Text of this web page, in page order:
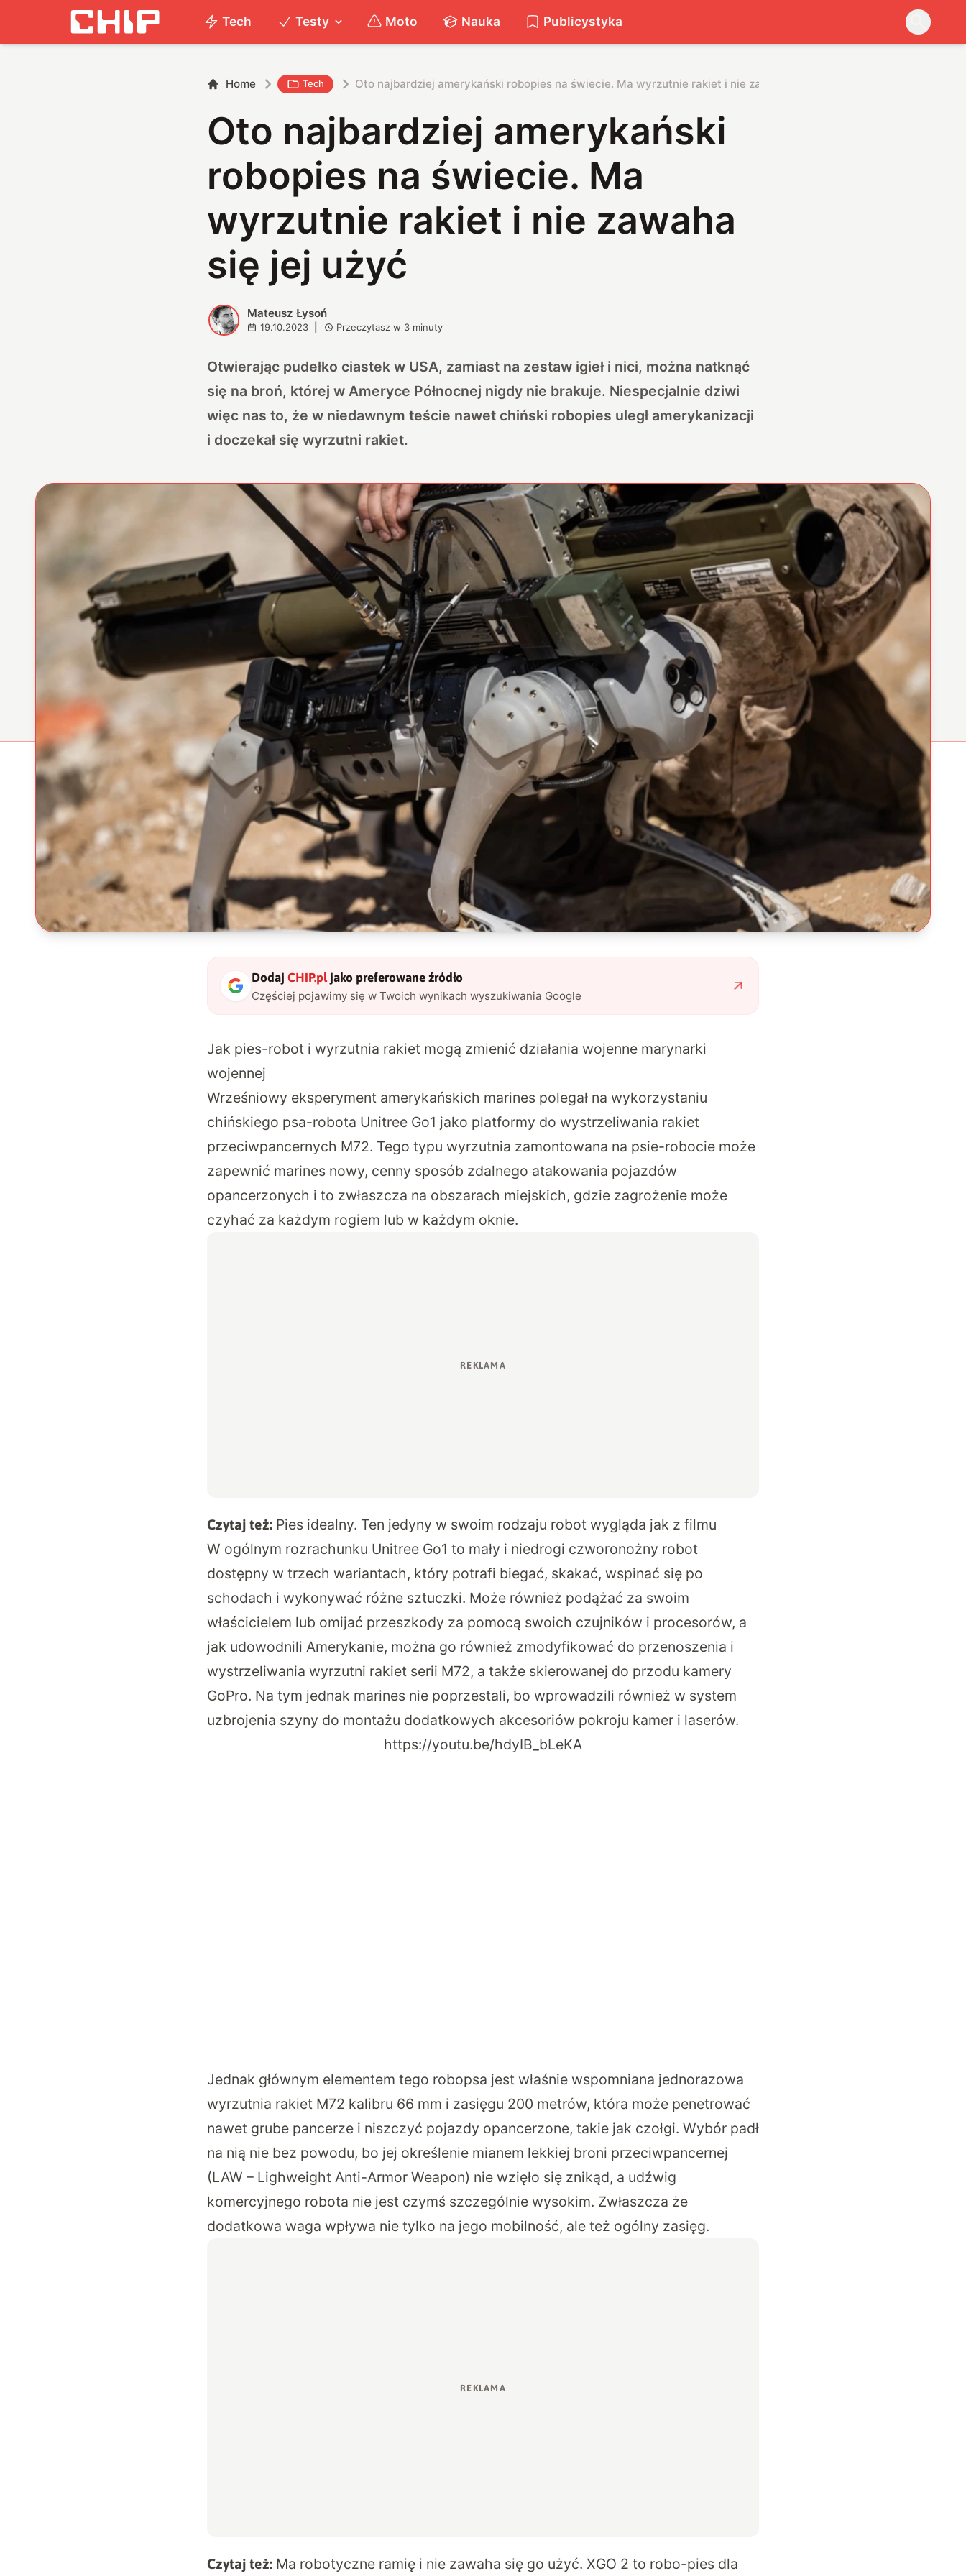
Tech Testy Moto Nauka Publicystyka
Home Tech Oto najbardziej amerykański robopies na świecie. Ma wyrzutnie rakiet i nie zawaha się jej użyć
Oto najbardziej amerykański
robopies na świecie. Ma
wyrzutnie rakiet i nie zawaha
się jej użyć
M Mateusz Łysoń
19.10.2023 Przeczytasz w 3 minuty
Otwierając pudełko ciastek w USA, zamiast na zestaw igieł i nici, można natknąć
się na broń, której w Ameryce Północnej nigdy nie brakuje. Niespecjalnie dziwi
więc nas to, że w niedawnym teście nawet chiński robopies uległ amerykanizacji
i doczekał się wyrzutni rakiet.
Dodaj CHIP.pljako preferowane źródło
Częściej pojawimy się w Twoich wynikach wyszukiwania Google
Jak pies-robot i wyrzutnia rakiet mogą zmienić działania wojenne marynarki
wojennej
Wrześniowy eksperyment amerykańskich marines polegał na wykorzystaniu
chińskiego psa-robota Unitree Go1 jako platformy do wystrzeliwania rakiet
przeciwpancernych M72. Tego typu wyrzutnia zamontowana na psie-robocie może
zapewnić marines nowy, cenny sposób zdalnego atakowania pojazdów
opancerzonych i to zwłaszcza na obszarach miejskich, gdzie zagrożenie może
czyhać za każdym rogiem lub w każdym oknie.
Czytaj też: Pies idealny. Ten jedyny w swoim rodzaju robot wygląda jak z filmu
W ogólnym rozrachunku Unitree Go1 to mały i niedrogi czworonożny robot
dostępny w trzech wariantach, który potrafi biegać, skakać, wspinać się po
schodach i wykonywać różne sztuczki. Może również podążać za swoim
właścicielem lub omijać przeszkody za pomocą swoich czujników i procesorów, a
jak udowodnili Amerykanie, można go również zmodyfikować do przenoszenia i
wystrzeliwania wyrzutni rakiet serii M72, a także skierowanej do przodu kamery
GoPro. Na tym jednak marines nie poprzestali, bo wprowadzili również w system
uzbrojenia szyny do montażu dodatkowych akcesoriów pokroju kamer i laserów.
https://youtu.be/hdyIB_bLeKA
Jednak głównym elementem tego robopsa jest właśnie wspomniana jednorazowa
wyrzutnia rakiet M72 kalibru 66 mm i zasięgu 200 metrów, która może penetrować
nawet grube pancerze i niszczyć pojazdy opancerzone, takie jak czołgi. Wybór padł
na nią nie bez powodu, bo jej określenie mianem lekkiej broni przeciwpancernej
(LAW – Lighweight Anti-Armor Weapon) nie wzięło się znikąd, a udźwig
komercyjnego robota nie jest czymś szczególnie wysokim. Zwłaszcza że
dodatkowa waga wpływa nie tylko na jego mobilność, ale też ogólny zasięg.
Czytaj też: Ma robotyczne ramię i nie zawaha się go użyć. XGO 2 to robo-pies dla